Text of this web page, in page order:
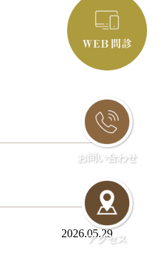
お問い合わせ
アクセス
2026.05.29